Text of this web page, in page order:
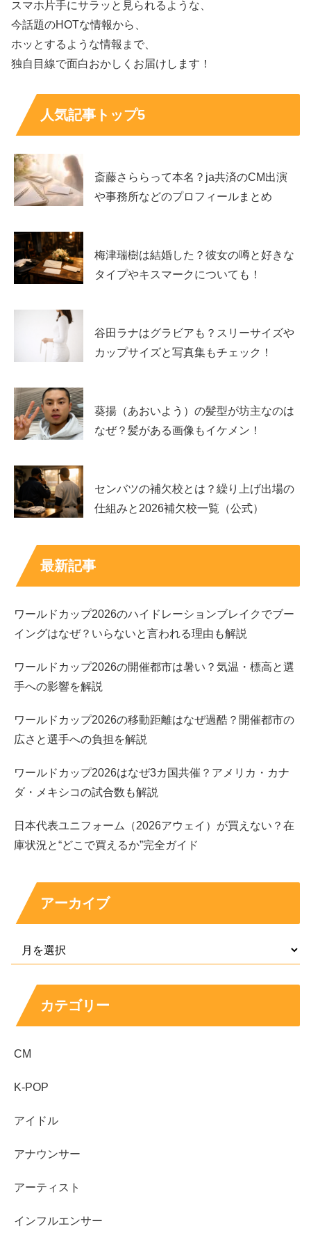
『一度死んでみた』では広瀬すずさん演じる
蒼井優さん演じる
『MOTHER マザー』では長澤まさみさんの娘役の”冬
華”ちゃんが浅田芭路ちゃんだったのね！
出典元：https://twitter.com/starsands_movie/status/1272484245030572033
当時『MOTHER マザー』を見て、お兄ちゃん役の奥平大
兼くんはもちろんですが、
セリフこそそこまで多くないものの『この女の子こんなに
小さいのにこの過酷なストーリーの社会派の映画でお芝居
なんてすごいなぁ…』と、
その演技力に感心させられたものです。
浅田芭路ちゃんは当時7歳、撮影はもっと前だから5歳く
らいだったと思われるので、
浅田芭路ちゃんは映画の出演こそそれほど多くはありませ
んが、それもそのはずその分ドラマへの出演数がやばいん
です！
※はろちゃんがこれまでに出演され
てきたドラマが気になる方は次のペ
ージへ↓↓
スマホ片手にサラッと見られるような、
今話題のHOTな情報から、
ホッとするような情報まで、
独自目線で面白おかしくお届けします！
人気記事トップ5
斎藤さららって本名？ja共済のCM出演
や事務所などのプロフィールまとめ
梅津瑞樹は結婚した？彼女の噂と好きな
タイプやキスマークについても！
谷田ラナはグラビアも？スリーサイズや
カップサイズと写真集もチェック！
葵揚（あおいよう）の髪型が坊主なのは
なぜ？髪がある画像もイケメン！
センバツの補欠校とは？繰り上げ出場の
仕組みと2026補欠校一覧（公式）
最新記事
ワールドカップ2026のハイドレーションブレイクでブー
イングはなぜ？いらないと言われる理由も解説
ワールドカップ2026の開催都市は暑い？気温・標高と選
手への影響を解説
ワールドカップ2026の移動距離はなぜ過酷？開催都市の
広さと選手への負担を解説
ワールドカップ2026はなぜ3カ国共催？アメリカ・カナ
ダ・メキシコの試合数も解説
日本代表ユニフォーム（2026アウェイ）が買えない？在
庫状況と“どこで買えるか”完全ガイド
アーカイブ
カテゴリー
CM
K-POP
アイドル
アナウンサー
アーティスト
インフルエンサー